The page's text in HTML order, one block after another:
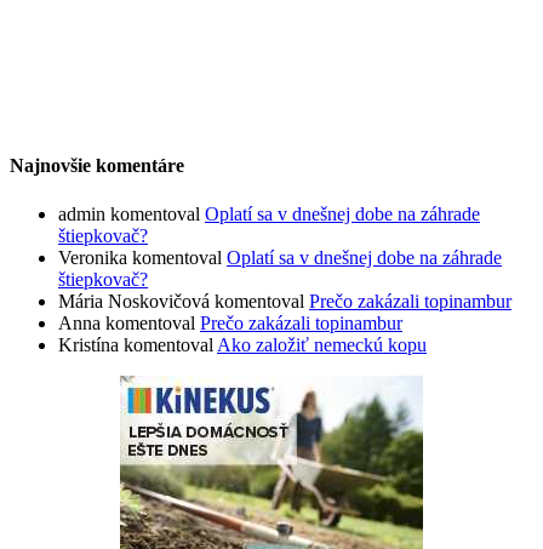
Najnovšie komentáre
admin komentoval Oplatí sa v dnešnej dobe na záhrade
štiepkovač?
Veronika komentoval Oplatí sa v dnešnej dobe na záhrade
štiepkovač?
Mária Noskovičová komentoval Prečo zakázali topinambur
Anna komentoval Prečo zakázali topinambur
Kristína komentoval Ako založiť nemeckú kopu